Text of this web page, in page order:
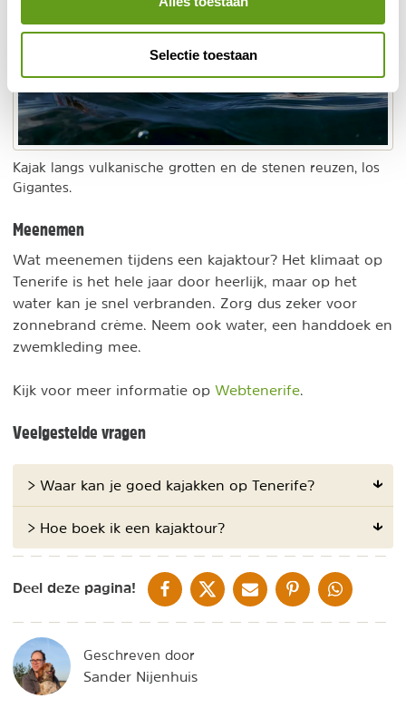
Selectie toestaan
Video
inladen
en
afspelen
Kajak langs vulkanische grotten en de stenen reuzen, los
Gigantes.
Meenemen
Wat meenemen tijdens een kajaktour? Het klimaat op
Tenerife is het hele jaar door heerlijk, maar op het
water kan je snel verbranden. Zorg dus zeker voor
zonnebrand crème. Neem ook water, een handdoek en
zwemkleding mee.
Kijk voor meer informatie op Webtenerife
Veelgestelde vragen
> Waar kan je goed kajakken op Tenerife?
> Hoe boek ik een kajaktour?
Deel deze pagina! DELEN OP FACEBOOK
DELEN OP XDELEN VIA DE MAIL
DELEN OP PINTEREST
DELEN OP
Geschreven door
Sander Nijenhuis